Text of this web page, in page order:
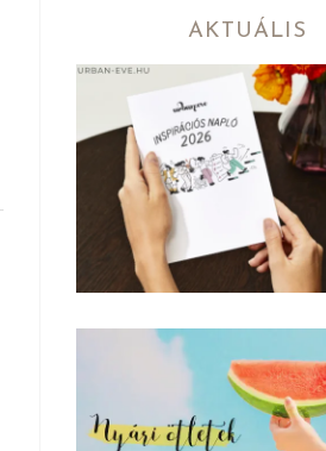
AKTUÁLIS